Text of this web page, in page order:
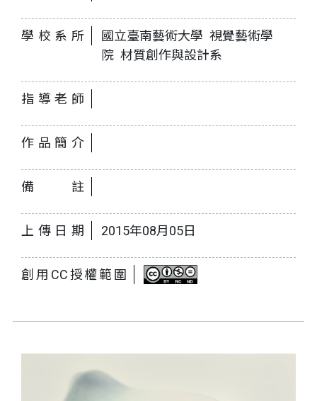
學校系所
國立臺南藝術大學 視覺藝術學
院 材質創作與設計系
指導老師
作品簡介
備註
上傳日期 2015年08月05日
創用CC授權範圍